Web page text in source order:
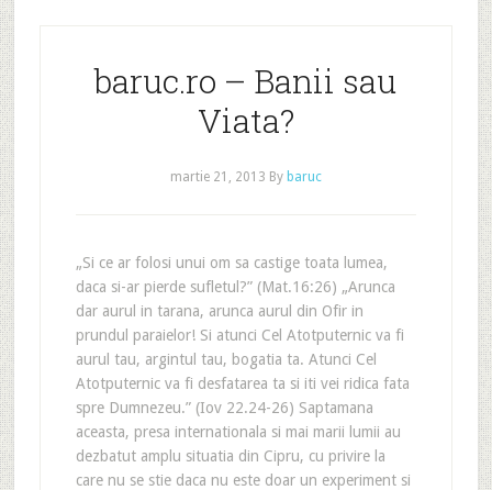
baruc.ro – Banii sau
Viata?
martie 21, 2013 By baruc
„Si ce ar folosi unui om sa castige toata lumea,
daca si-ar pierde sufletul?” (Mat.16:26) „Arunca
dar aurul in tarana, arunca aurul din Ofir in
prundul paraielor! Si atunci Cel Atotputernic va fi
aurul tau, argintul tau, bogatia ta. Atunci Cel
Atotputernic va fi desfatarea ta si iti vei ridica fata
spre Dumnezeu.” (Iov 22.24-26) Saptamana
aceasta, presa internationala si mai marii lumii au
dezbatut amplu situatia din Cipru, cu privire la
care nu se stie daca nu este doar un experiment si